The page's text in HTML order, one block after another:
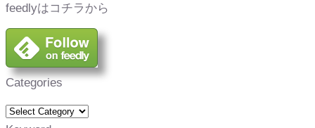
feedlyはコチラから
Categories